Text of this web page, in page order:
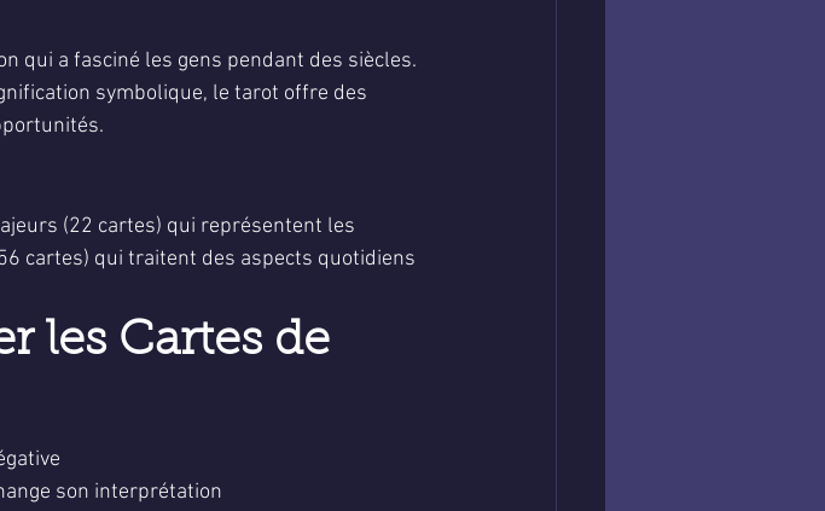
qui a fasciné les gens pendant des siècles.
symbolique, le tarot offre des
(22 cartes) qui représentent les
cartes) qui traitent des aspects quotidiens
les Cartes de
son interprétation